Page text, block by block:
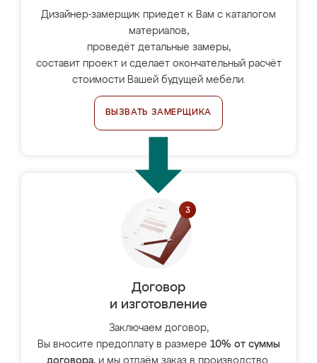
Дизайнер-замерщик приедет к Вам с каталогом
материалов,
проведёт детальные замеры,
составит проект и сделает окончательный расчёт
стоимости Вашей будущей мебели.
ВЫЗВАТЬ ЗАМЕРЩИКА
Договор
и изготовление
Заключаем договор,
Вы вносите предоплату в размере 10% от суммы
договора, и мы отдаём заказ в производство.